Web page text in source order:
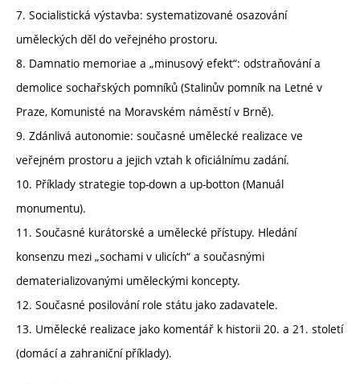
7. Socialistická výstavba: systematizované osazování
uměleckých děl do veřejného prostoru.
8. Damnatio memoriae a „minusový efekt“: odstraňování a
demolice sochařských pomníků (Stalinův pomník na Letné v
Praze, Komunisté na Moravském náměstí v Brně).
9. Zdánlivá autonomie: současné umělecké realizace ve
veřejném prostoru a jejich vztah k oficiálnímu zadání.
10. Příklady strategie top-down a up-botton (Manuál
monumentu).
11. Současné kurátorské a umělecké přístupy. Hledání
konsenzu mezi „sochami v ulicích“ a současnými
dematerializovanými uměleckými koncepty.
12. Současné posilování role státu jako zadavatele.
13. Umělecké realizace jako komentář k historii 20. a 21. století
(domácí a zahraniční příklady).